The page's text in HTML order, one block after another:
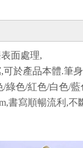
面處理,
於產品本體.筆
綠色/紅色/白色/
書寫順暢流利,不